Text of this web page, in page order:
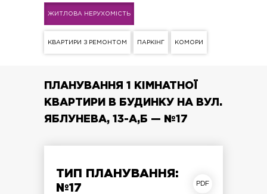
ЖИТЛОВА НЕРУХОМІСТЬ
КВАРТИРИ З РЕМОНТОМ ПАРКІНГ КОМОРИ
ПЛАНУВАННЯ 1 КІМНАТНОЇ
КВАРТИРИ В БУДИНКУ НА ВУЛ.
ЯБЛУНЕВА, 13-А,Б — №17
ТИП ПЛАНУВАННЯ:
№17
план квартири